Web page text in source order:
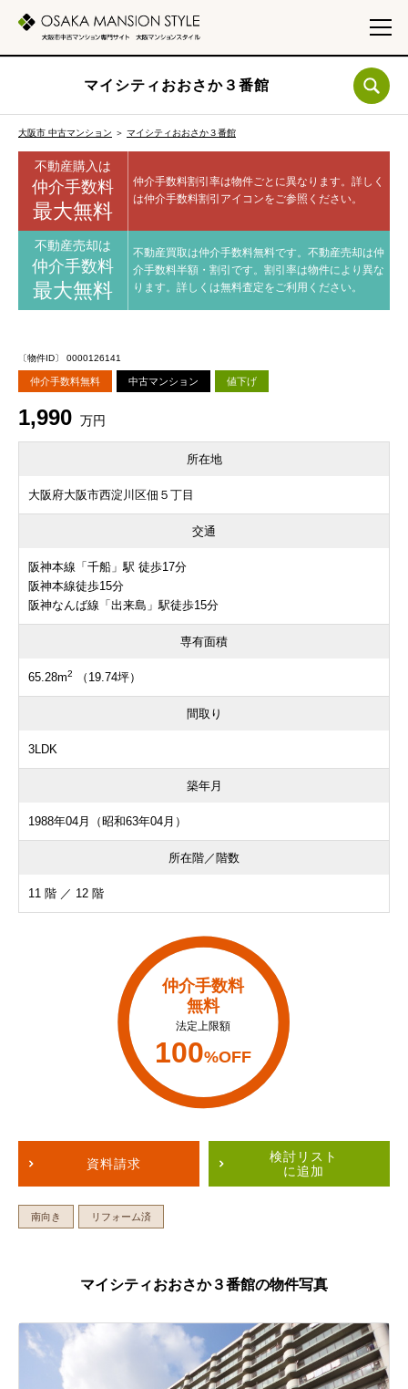
マイシティおおさか３番館
大阪市 中古マンション ＞ マイシティおおさか３番館
不動産購入は
仲介手数料
最大無料
仲介手数料割引率は物件ごとに異なります。 詳しく
は仲介手数料割引アイコンをご参照ください。
不動産売却は
仲介手数料
最大無料
不動産買取は仲介手数料無料です。 不動産売却は仲
介手数料半額・割引です。 割引率は物件により異な
ります。 詳しくは無料査定をご利用ください。
〔物件ID〕 0000126141
仲介手数料無料 中古マンション 値下げ
1,990 万円
所在地
大阪府大阪市西淀川区佃５丁目
交通
阪神本線「千船」駅 徒歩17分
阪神本線徒歩15分
阪神なんば線「出来島」駅徒歩15分
専有面積
65.28m2 （19.74坪）
間取り
3LDK
築年月
1988年04月（昭和63年04月）
所在階／階数
11 階 ／ 12 階
仲介手数料
無料
法定上限額
100%OFF
資料請求
検討リスト
に追加
南向き リフォーム済
マイシティおおさか３番館の物件写真